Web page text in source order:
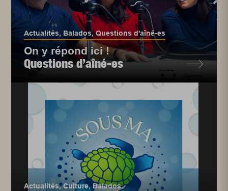
Actualités, Balados,Questions d'aîné-es
On y répond ici !
Questions d’aîné-es
Actualités,Culture, Balados